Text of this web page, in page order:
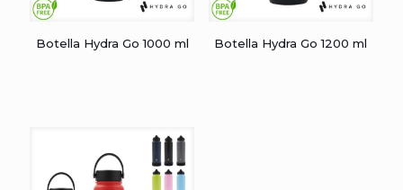
Botella Hydra Go 1000 ml Botella Hydra Go 1200 ml